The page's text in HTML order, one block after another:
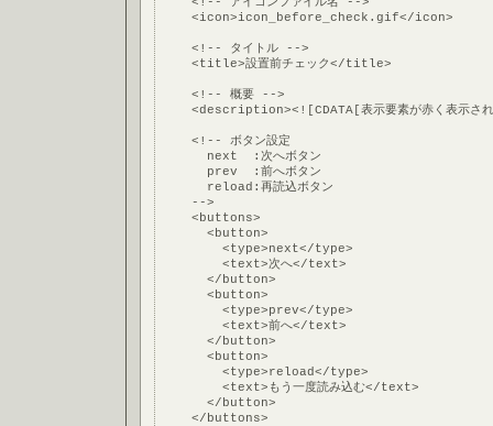
    <icon>icon_before_check.gif</icon>
    <!-- タイトル -->
    <title>設置前チェック</title>
    <!-- 概要 -->
<description><![CDATA[表示要素が赤く表示され
    <!-- ボタン設定
      next  :次へボタン
      prev  :前へボタン
      reload:再読込ボタン
    -->
    <buttons>
      <button>
        <type>next</type>
        <text>次へ</text>
      </button>
      <button>
        <type>prev</type>
        <text>前へ</text>
      </button>
      <button>
        <type>reload</type>
        <text>もう一度読み込む</text>
      </button>
    </buttons>